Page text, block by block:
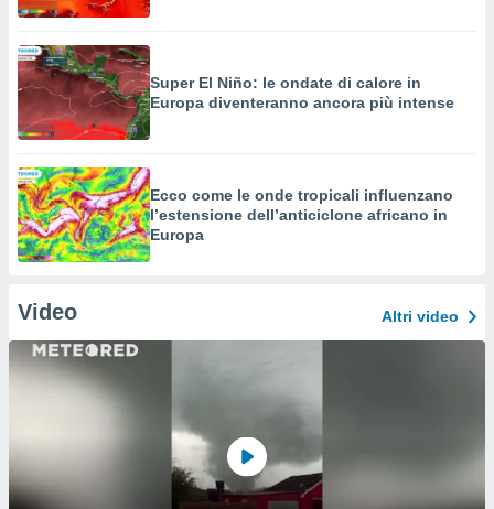
Super El Niño: le ondate di calore in
Europa diventeranno ancora più intense
Ecco come le onde tropicali influenzano
l’estensione dell’anticiclone africano in
Europa
Video Altri video